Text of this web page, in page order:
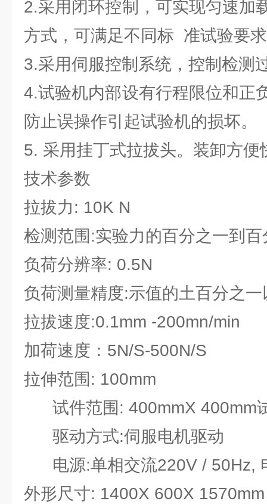
2.采用闭环控制，可实现匀速加
方式，可满足不同标 准试验要
3.采用伺服控制系统，控制检测
4.试验机内部设有行程限位和正
防止误操作引起试验机的损坏。
5. 采用挂丁式拉拔头。装卸方便
技术参数
拉拔力: 10K N
检测范围:实验力的百分之一到百
负荷分辨率: 0.5N
负荷测量精度:示值的土百分之一
拉拔速度:0.1mm -200mn/min
加荷速度：5N/S-500N/S
拉伸范围: 100mm
试件范围: 400mmX 400mm
驱动方式:伺服电机驱动
电源:单相交流220V / 50Hz,
外形尺寸: 1400X 600X 1570mm